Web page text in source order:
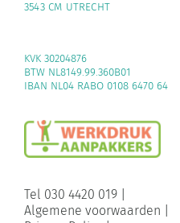
BTW NL8149.99.360B01
IBAN NL04 RABO 0108 6470 64
Algemene voorwaarden
Privacy Policy|